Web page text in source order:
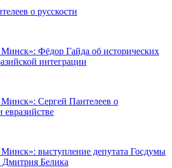
о русскости
Минск»: Фёдор Гайда об исторических
интеграции
Минск»: Сергей Пантелеев о
евразийстве
Минск»: выступление депутата Госдумы
Дмитрия Белика